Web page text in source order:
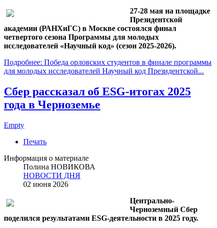
27-28 мая на площадке
Президентской
академии (РАНХиГС) в Москве состоялся финал
четвертого сезона Программы для молодых
исследователей «Научный код» (сезон 2025-2026).
Подробнее: Победа орловских студентов в финале программы
для молодых исследователей Научный код Президентской...
Сбер рассказал об ESG-итогах 2025
года в Черноземье
Empty
Печать
Информация о материале
Полина НОВИКОВА
НОВОСТИ ДНЯ
02 июня 2026
Центрально-
Черноземный Сбер
поделился результатами ESG-деятельности в 2025 году.